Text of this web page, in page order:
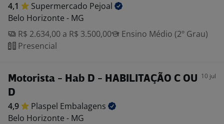
4,1 Supermercado Pejoal
Belo Horizonte - MG
R$ 2.634,00 a R$ 3.500,00
Ensino Médio (2º Grau)
Presencial
Motorista - Hab D - HABILITAÇÃO C OU
D
10 jul
4,9 Plaspel Embalagens
Belo Horizonte - MG